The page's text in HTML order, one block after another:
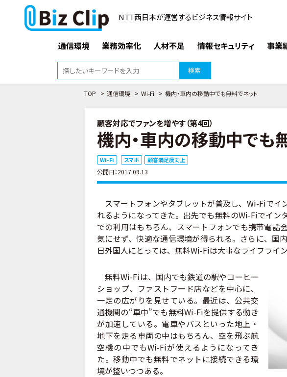
NTT西日本が運営するビジネス情報サイト
通信環境 業務効率化 人材不足 情報セキュリティ 事業
検索
TOP > 通信環境 > Wi-Fi > 機内・車内の移動中でも無料でネット
顧客対応でファンを増やす（第4回）
機内・車内の移動中でも
Wi-Fi スマホ 顧客満足度向上
公開日：2017.09.13
スマートフォンやタブレットが普及し、Wi-Fiでイ
れるようになってきた。出先でも無料のWi-Fiでイン
での利用はもちろん、スマートフォンでも携帯電話
気にせず、快適な通信環境が得られる。さらに、国
日外国人にとっては、無料Wi-Fiは大事なライフライ
無料Wi-Fiは、国内でも鉄道の駅やコーヒー
ショップ、ファストフード店などを中心に、
一定の広がりを見せている。最近は、公共交
通機関の“車中”でも無料Wi-Fiを提供する動き
が加速している。電車やバスといった地上・
地下を走る車両の中はもちろん、空を飛ぶ航
空機の中でもWi-Fiが使えるようになってき
た。移動中でも無料でネットに接続できる環
境が整いつつある。